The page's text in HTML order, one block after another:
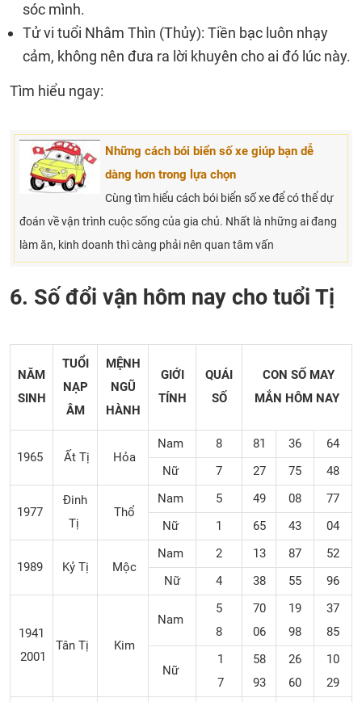
sóc mình.
Tử vi tuổi Nhâm Thìn (Thủy): Tiền bạc luôn nhạy
cảm, không nên đưa ra lời khuyên cho ai đó lúc này.
Tìm hiểu ngay:
Những cách bói biển số xe giúp bạn dễ
dàng hơn trong lựa chọn
Cùng tìm hiểu cách bói biển số xe để có thể dự
đoán về vận trình cuộc sống của gia chủ. Nhất là những ai đang
làm ăn, kinh doanh thì càng phải nên quan tâm vấn
6. Số đổi vận hôm nay cho tuổi Tị
NĂM
SINH
TUỔI
NẠP
ÂM
MỆNH
NGŨ
HÀNH
GIỚI
TÍNH
QUÁI
SỐ
CON SỐ MAY
MẮN HÔM NAY
1965 Ất Tị Hỏa
Nam 8 81 36
64
Nữ
7 27 75 48
1977
Đinh
Tị
Thổ
Nam 5 49 08
77
Nữ
1 65 43 04
1989 Kỷ Tị Mộc
Nam 2 13 87
52
Nữ
4 38 55 96
1941
2001
Tân Tị Kim
Nam
5
8
70
06
19
98
37
85
Nữ
1
7
58
93
26
60
10
29